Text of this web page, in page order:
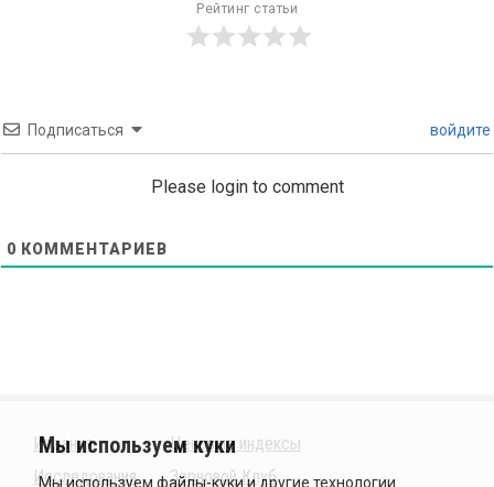
Рейтинг статьи
Подписаться войдите
Please login to comment
0 КОММЕНТАРИЕВ
Издания
Исследования
Ценовые индексы
Зерновой Клуб